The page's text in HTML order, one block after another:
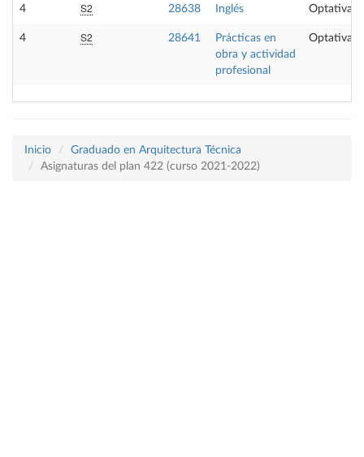
4 S2 28638 Inglés Optativa
4 S2 28641
Prácticas en
obra y actividad
profesional
Optativa
Inicio
Graduado en Arquitectura Técnica
Asignaturas del plan 422 (curso 2021-2022)